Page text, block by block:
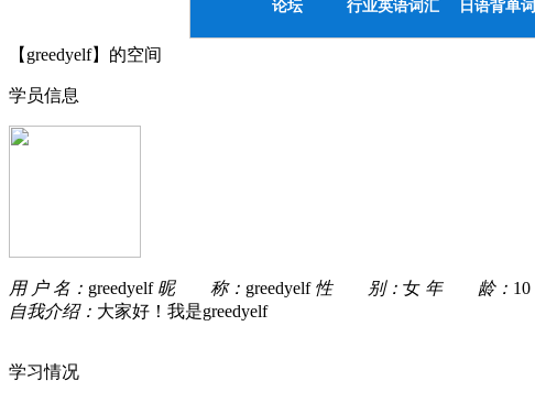
论坛
行业英语词汇 日语背单词
【greedyelf】的空间
学员信息
用 户 名： greedyelf 昵 称： greedyelf 性 别： 女 年 龄： 10
自我介绍： 大家好！我是greedyelf
学习情况